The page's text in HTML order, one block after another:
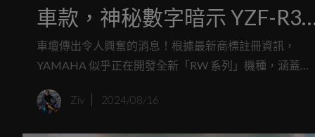
車款，神秘數字暗示 YZF-R3
引擎改款即將到來？
車壇傳出令人興奮的消息！根據最新商標註冊資訊，
YAMAHA 似乎正在開發全新「RW 系列」機種，涵蓋
選擇。目前，我們僅知商標名稱包含 RW125、RW155、
Ziv 2024/08/16